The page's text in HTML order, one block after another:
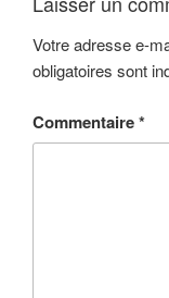
Votre adresse e-
obligatoires sont
Commentaire*